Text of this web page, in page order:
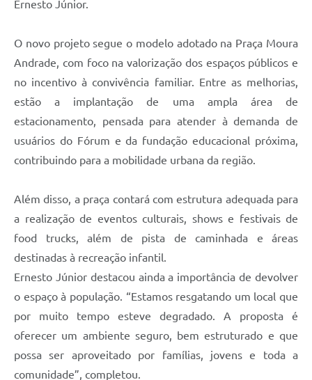
Ernesto Júnior.
O novo projeto segue o modelo adotado na Praça Moura
Andrade, com foco na valorização dos espaços públicos e
no incentivo à convivência familiar. Entre as melhorias,
estão a implantação de uma ampla área de
estacionamento, pensada para atender à demanda de
usuários do Fórum e da fundação educacional próxima,
contribuindo para a mobilidade urbana da região.
Além disso, a praça contará com estrutura adequada para
a realização de eventos culturais, shows e festivais de
food trucks, além de pista de caminhada e áreas
destinadas à recreação infantil.
Ernesto Júnior destacou ainda a importância de devolver
o espaço à população. “Estamos resgatando um local que
por muito tempo esteve degradado. A proposta é
oferecer um ambiente seguro, bem estruturado e que
possa ser aproveitado por famílias, jovens e toda a
comunidade”, completou.